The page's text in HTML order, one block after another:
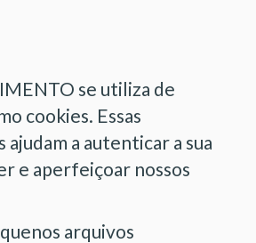
se utiliza de
cookies. Essas
ajudam a autenticar a sua
e aperfeiçoar nossos
arquivos